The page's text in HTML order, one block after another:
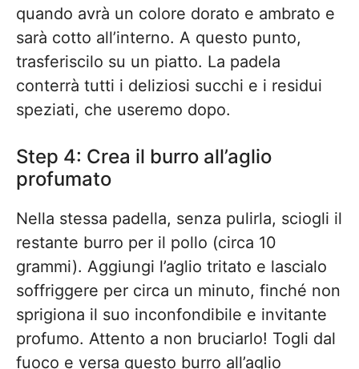
quando avrà un colore dorato e ambrato e
sarà cotto all’interno. A questo punto,
trasferiscilo su un piatto. La padela
conterrà tutti i deliziosi succhi e i residui
speziati, che useremo dopo.
Step 4: Crea il burro all’aglio
profumato
Nella stessa padella, senza pulirla, sciogli il
restante burro per il pollo (circa 10
grammi). Aggiungi l’aglio tritato e lascialo
soffriggere per circa un minuto, finché non
sprigiona il suo inconfondibile e invitante
profumo. Attento a non bruciarlo! Togli dal
fuoco e versa questo burro all’aglio